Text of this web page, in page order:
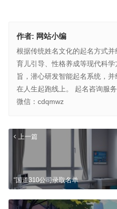
作者: 网站小编
根据传统姓名文化的起名方式并
育儿引导、性格养成等现代科学
旨，潜心研发智能起名系统，
在人生起跑线上。 起名咨询服
微信：cdqmwz
上一篇
“国道310公司录取名单